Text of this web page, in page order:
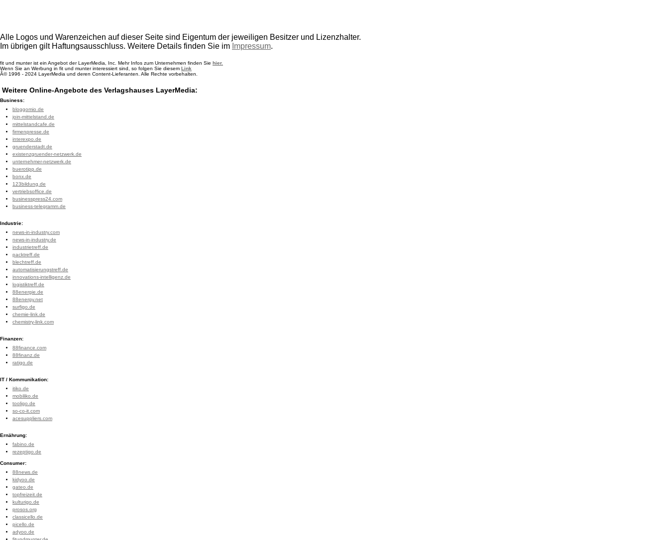
Alle Logos und Warenzeichen auf dieser Seite sind Eigentum der jeweiligen Besitzer und Lizenzhalter.
Im übrigen gilt Haftungsausschluss. Weitere Details finden Sie im Impressum.
fit und munter ist ein Angebot der LayerMedia, Inc. Mehr Infos zum Unternehmen finden Sie hier.
Wenn Sie an Werbung in fit und munter interessiert sind, so folgen Sie diesem Link
Â© 1996 - 2024 LayerMedia und deren Content-Lieferanten. Alle Rechte vorbehalten.
Weitere Online-Angebote des Verlagshauses LayerMedia:
Business:
bloggomio.de
join-mittelstand.de
mittelstandcafe.de
firmenpresse.de
interexpo.de
gruenderstadt.de
existenzgruender-netzwerk.de
unternehmer-netzwerk.de
buerotipp.de
bonx.de
123bildung.de
vertriebsoffice.de
businesspress24.com
business-telegramm.de
Industrie:
news-in-industry.com
news-in-industry.de
industrietreff.de
packtreff.de
blechtreff.de
automatisierungstreff.de
innovations-intelligenz.de
logistiktreff.de
88energie.de
88energy.net
surfigo.de
chemie-link.de
chemistry-link.com
Finanzen:
88finance.com
88finanz.de
ratigo.de
IT / Kommunikation:
itiko.de
mobiliko.de
tooligo.de
so-co-it.com
acesuppliers.com
Ernährung:
fabino.de
rezeptigo.de
Consumer:
88news.de
kidyoo.de
gateo.de
topfreizeit.de
kulturigo.de
prosos.org
classicello.de
picello.de
adyoo.de